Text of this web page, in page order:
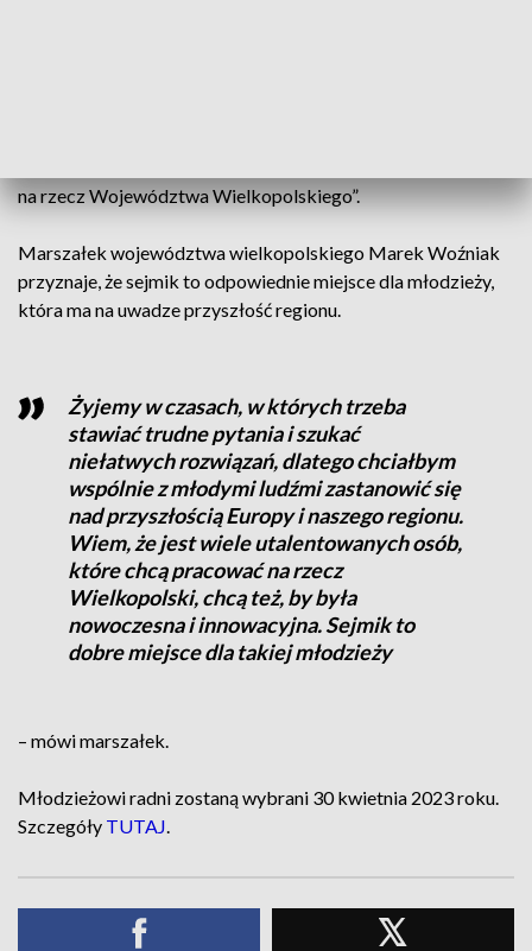
na rzecz Województwa Wielkopolskiego”.
Marszałek województwa wielkopolskiego Marek Woźniak
przyznaje, że sejmik to odpowiednie miejsce dla młodzieży,
która ma na uwadze przyszłość regionu.
Żyjemy w czasach, w których trzeba
stawiać trudne pytania i szukać
niełatwych rozwiązań, dlatego chciałbym
wspólnie z młodymi ludźmi zastanowić się
nad przyszłością Europy i naszego regionu.
Wiem, że jest wiele utalentowanych osób,
które chcą pracować na rzecz
Wielkopolski, chcą też, by była
nowoczesna i innowacyjna. Sejmik to
dobre miejsce dla takiej młodzieży
– mówi marszałek.
Młodzieżowi radni zostaną wybrani 30 kwietnia 2023 roku.
Szczegóły TUTAJ.